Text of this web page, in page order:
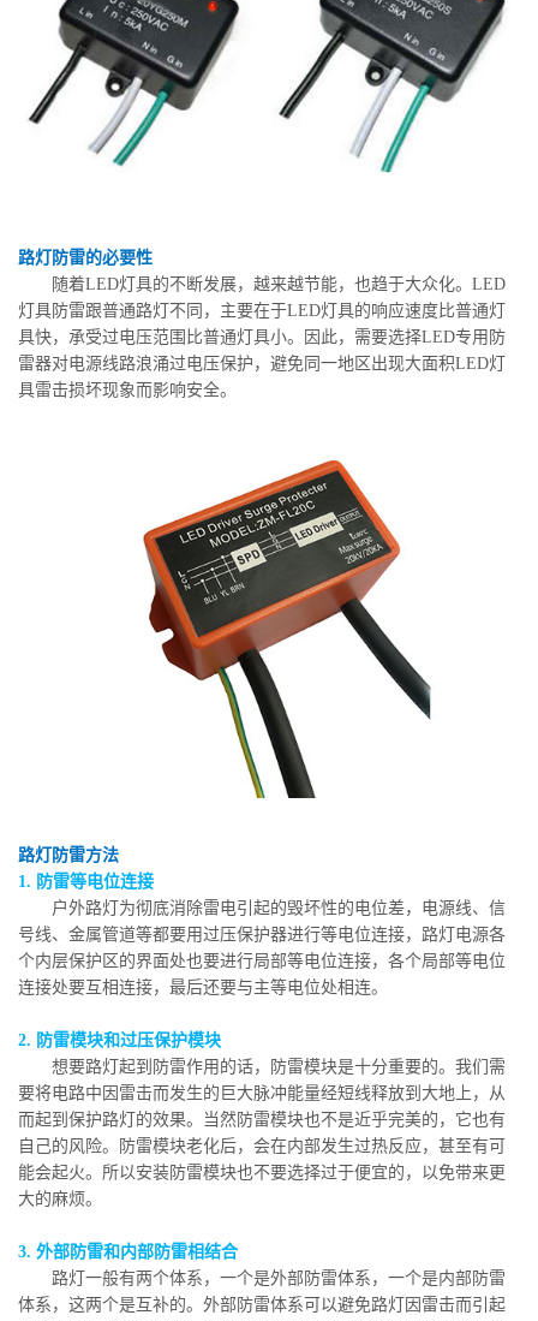
路灯防雷的必要性
随着LED灯具的不断发展，越来越节能，也趋于大众化。LED
灯具防雷跟普通路灯不同，主要在于LED灯具的响应速度比普通灯
具快，承受过电压范围比普通灯具小。因此，需要选择LED专用防
雷器对电源线路浪涌过电压保护，避免同一地区出现大面积LED灯
具雷击损坏现象而影响安全。
路灯防雷方法
1. 防雷等电位连接
户外路灯为彻底消除雷电引起的毁坏性的电位差，电源线、信
号线、金属管道等都要用过压保护器进行等电位连接，路灯电源各
个内层保护区的界面处也要进行局部等电位连接，各个局部等电位
连接处要互相连接，最后还要与主等电位处相连。
2. 防雷模块和过压保护模块
想要路灯起到防雷作用的话，防雷模块是十分重要的。我们需
要将电路中因雷击而发生的巨大脉冲能量经短线释放到大地上，从
而起到保护路灯的效果。当然防雷模块也不是近乎完美的，它也有
自己的风险。防雷模块老化后，会在内部发生过热反应，甚至有可
能会起火。所以安装防雷模块也不要选择过于便宜的，以免带来更
大的麻烦。
3. 外部防雷和内部防雷相结合
路灯一般有两个体系，一个是外部防雷体系，一个是内部防雷
体系，这两个是互补的。外部防雷体系可以避免路灯因雷击而引起